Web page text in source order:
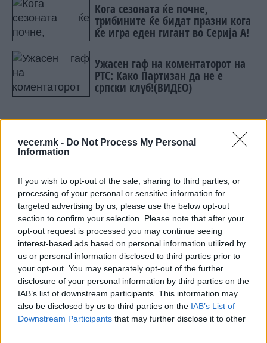
vecer.mk - Do Not Process My Personal
Information
If you wish to opt-out of the sale, sharing to third parties, or
processing of your personal or sensitive information for
targeted advertising by us, please use the below opt-out
section to confirm your selection. Please note that after your
opt-out request is processed you may continue seeing
interest-based ads based on personal information utilized by
us or personal information disclosed to third parties prior to
your opt-out. You may separately opt-out of the further
disclosure of your personal information by third parties on the
IAB’s list of downstream participants. This information may
also be disclosed by us to third parties on the IAB’s List of
Downstream Participants that may further disclose it to other
Кога сезоната ќе почне,
трибините ќе бидат празни кога
ќе игра еден гигант во Серија А!
Ужасен гаф на коментаторот на
РТС: Како Партизан да не е
српски клуб!(ВИДЕО)
НАЈЧИТАНИ ВО ПОСЛЕДНИ 7 ДЕНА
СЕ СПРЕМА МЕТЕОРОЛОШКИ
ХАОС ЗА ЗИМАТА 2026/2027
ИСТОРИСКО ОБЕДИНУВАЊЕ НА
МАКЕДОНЦИТЕ ВО СРБИЈА:
ФОРМИРАН МАКЕДОНСКИОТ
НАЦИОНАЛЕН СОЈУЗ
Ахмети кажа што го мачи:
СЛУШАМ, САКААТ ДА СЕ СУДИ
ЗА ВОЕНИТЕ ЗЛОСТРОСТВА НА
УЧК...
УЛЦИЊ Е АЛБАНСКИ, ЌЕ ГО
ОСЛОБОДИМЕ- Скандалозна
објава на вицепремиерот на